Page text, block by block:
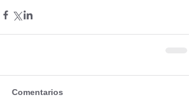
Comentarios